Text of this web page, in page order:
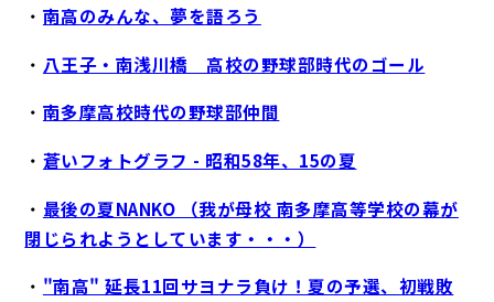
・ 南高のみんな、夢を語ろう
・ 八王子・南浅川橋 高校の野球部時代のゴール
・ 南多摩高校時代の野球部仲間
・ 蒼いフォトグラフ - 昭和58年、15の夏
・ 最後の夏NANKO （我が母校 南多摩高等学校の幕が
閉じられようとしています・・・）
・ "南高" 延長11回サヨナラ負け！夏の予選、初戦敗